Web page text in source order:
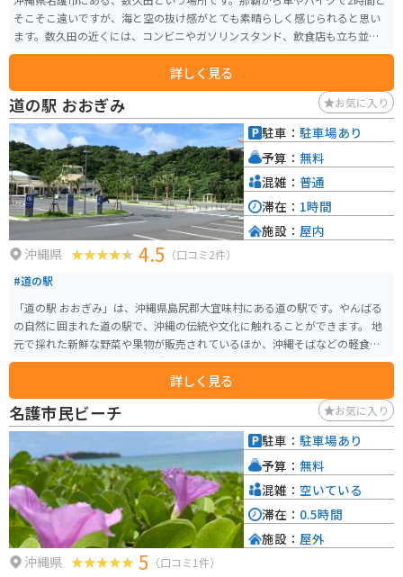
そこそこ遠いですが、海と空の抜け感がとても素晴らしく感じられると思い
ます。数久田の近くには、コンビニやガソリンスタンド、飲食店も立ち並ぶ
のでツーリングやドライブには最適です。日頃の雑踏を忘れて、景色を眺めて
過ごすとリフレッシュにもなります。詳しく見る
道の駅 おおぎみ お気に入り
沖縄県 4.5 （口コミ2件）
#道の駅
「道の駅 おおぎみ」は、沖縄県島尻郡大宜味村にある道の駅です。やんばる
の自然に囲まれた道の駅で、沖縄の伝統や文化に触れることができます。 地
元で採れた新鮮な野菜や果物が販売されているほか、沖縄そばなどの軽食も
楽しめます。 バイクで訪れる際は、道の駅周辺の景色を楽しみながらツーリ
で、道の駅でもシークヮーサーを使ったジュースやお菓子などが販売されて
います。 また、道の駅に隣接して、大宜味村立の博物館「やんばる学びの
森」があります。 【基本情報】 住所：沖縄県島尻郡大宜味村字根路銘1620
電話番号：0980-44-3242 営業時間：9:00～18:00 駐車場：普通車50台、大型
車5台 【おすすめポイント】 * 新鮮な地元産の野菜や果物が購入できる * 沖縄
そばなどの郷土料理が味わえる * シークヮーサーを使ったお土産が豊富 * や
んばるの自然を感じられる 【周辺情報】 * やんばる学びの森（博物館） * 大
宜味村塩屋富士展望台 * ター滝 道の駅 おおぎみは、沖縄の自然や文化を満喫
できるスポットです。沖縄観光の際は、ぜひ訪れてみてください。
詳しく見る
駐車： 駐車場あり
予算： 無料
混雑： 普通
滞在： 1時間
施設： 屋内
名護市民ビーチ お気に入り
沖縄県 5 （口コミ1件）
駐車： 駐車場あり
予算： 無料
混雑： 空いている
滞在： 0.5時間
施設： 屋外